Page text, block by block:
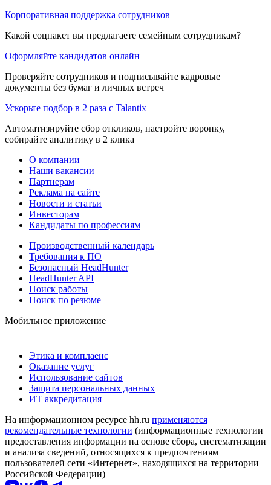
Корпоративная поддержка сотрудников
Какой соцпакет вы предлагаете семейным сотрудникам?
Оформляйте кандидатов онлайн
Проверяйте сотрудников и подписывайте кадровые
документы без бумаг и личных встреч
Ускорьте подбор в 2 раза с Talantix
Автоматизируйте сбор откликов, настройте воронку,
собирайте аналитику в 2 клика
О компании
Наши вакансии
Партнерам
Реклама на сайте
Новости и статьи
Инвесторам
Кандидаты по профессиям
Производственный календарь
Требования к ПО
Безопасный HeadHunter
HeadHunter API
Поиск работы
Поиск по резюме
Мобильное приложение
Этика и комплаенс
Оказание услуг
Использование сайтов
Защита персональных данных
ИТ аккредитация
На информационном ресурсе hh.ru применяются
рекомендательные технологии (информационные технологии
предоставления информации на основе сбора, систематизации
и анализа сведений, относящихся к предпочтениям
пользователей сети «Интернет», находящихся на территории
Российской Федерации)